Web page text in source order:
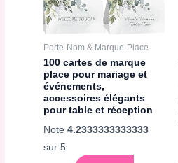
Porte-Nom & Marque-Place
100 cartes de marque
place pour mariage et
événements,
accessoires élégants
pour table et réception
Note4.2333333333333
sur 5